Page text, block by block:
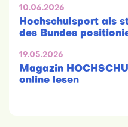
10.06.2026
Hochschulsport als
des Bundes
19.05.2026
Magazin
online lesen